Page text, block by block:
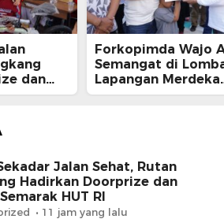
dan
RI
Forkopimda Wajo
Semangat di
Lapangan Merdeka
Sengkang, Andi
Jalan Sehat, Rutan
Hadirkan Doorprize dan
HUT RI
11 jam yang lalu